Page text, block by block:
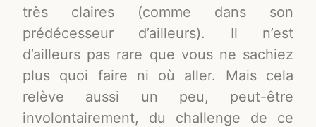
très claires (comme dans son
prédécesseur d’ailleurs). Il n’est
d’ailleurs pas rare que vous ne sachiez
plus quoi faire ni où aller. Mais cela
relève aussi un peu, peut-être
involontairement, du challenge de ce